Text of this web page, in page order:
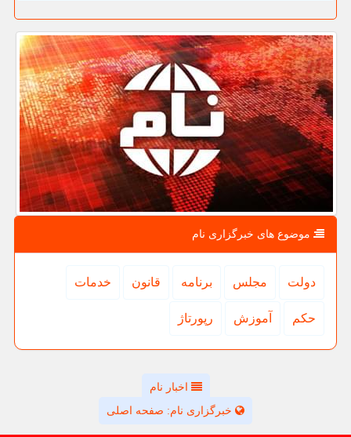
موضوع های خبرگزاری نام
دولت مجلس برنامه قانون خدمات
حكم آموزش رپورتاژ
اخبار نام
خبرگزاری نام: صفحه اصلی